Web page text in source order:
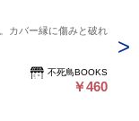
カバー縁に傷みと破れ
不死鳥BOOKS
￥460